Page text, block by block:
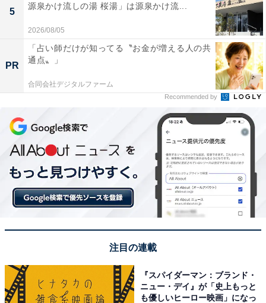
5
源泉かけ流しの湯 桜湯」は源泉かけ流...
2026/08/05
PR
「占い師だけが知ってる〝お金が増える人の共
通点〟」
合同会社デジタルファーム
Recommended by
注目の連載
『スパイダーマン：ブランド・
ニュー・デイ』が「史上もっと
も優しいヒーロー映画」になっ